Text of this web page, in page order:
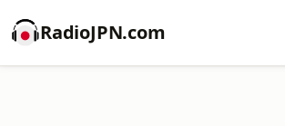
RadioJPN.com